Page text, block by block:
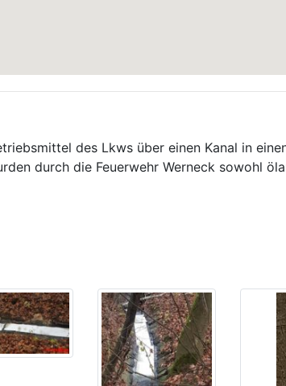
des Lkws über einen Kanal in
durch die Feuerwehr Werneck sowohl